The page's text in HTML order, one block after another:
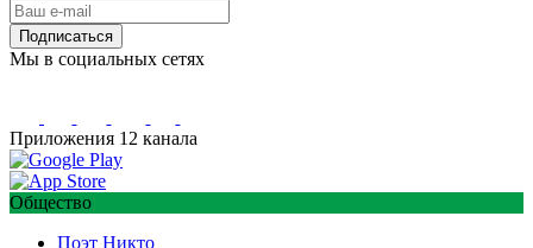
Подписаться
Мы в социальных сетях
Приложения 12 канала
Общество
Поэт Никто